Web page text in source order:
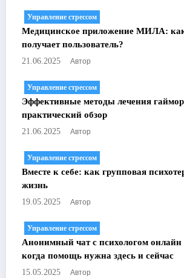
Управление стрессом
Медицинское приложение МИЛА:
получает пользователь?
21.06.2025 Автор
Управление стрессом
Эффективные методы лечения
практический обзор
21.06.2025 Автор
Управление стрессом
Вместе к себе: как групповая
жизнь
19.05.2025 Автор
Управление стрессом
Анонимный чат с психологом онлайн
когда помощь нужна здесь и сейчас
15.05.2025 Автор